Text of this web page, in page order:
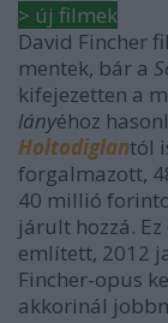
> új filmek
David Fincher
mentek, bár a
kifejezetten a
lányéhoz
Holtodiglantól
forgalmazott,
40 millió
járult hozzá.
említett, 2012
Fincher-opus
akkorinál